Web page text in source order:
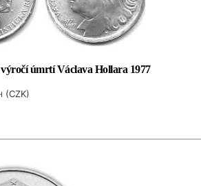
úmrtí Václava Hollara 1977
(CZK)